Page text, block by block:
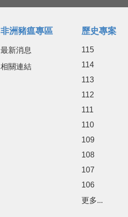
非洲豬瘟專區
最新消息
相關連結
歷史專案
115
114
113
112
111
110
109
108
107
106
更多...